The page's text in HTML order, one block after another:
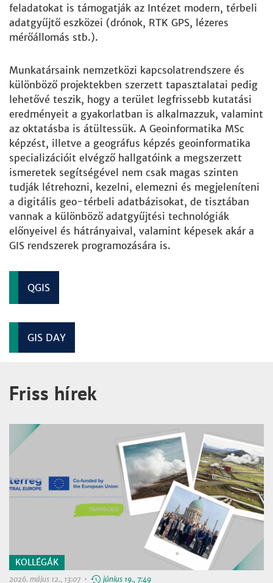
feladatokat is támogatják az Intézet modern, térbeli
adatgyűjtő eszközei (drónok, RTK GPS, lézeres
mérőállomás stb.).
Munkatársaink nemzetközi kapcsolatrendszere és
különböző projektekben szerzett tapasztalatai pedig
lehetővé teszik, hogy a terület legfrissebb kutatási
eredményeit a gyakorlatban is alkalmazzuk, valamint
az oktatásba is átültessük. A Geoinformatika MSc
képzést, illetve a geográfus képzés geoinformatika
specializációit elvégző hallgatóink a megszerzett
ismeretek segítségével nem csak magas szinten
tudják létrehozni, kezelni, elemezni és megjeleníteni
a digitális geo-térbeli adatbázisokat, de tisztában
vannak a különböző adatgyűjtési technológiák
előnyeivel és hátrányaival, valamint képesek akár a
GIS rendszerek programozására is.
QGIS
GIS DAY
Friss hírek
KOLLÉGÁK
2026. május 12., 13:07 • június 19., 7:49